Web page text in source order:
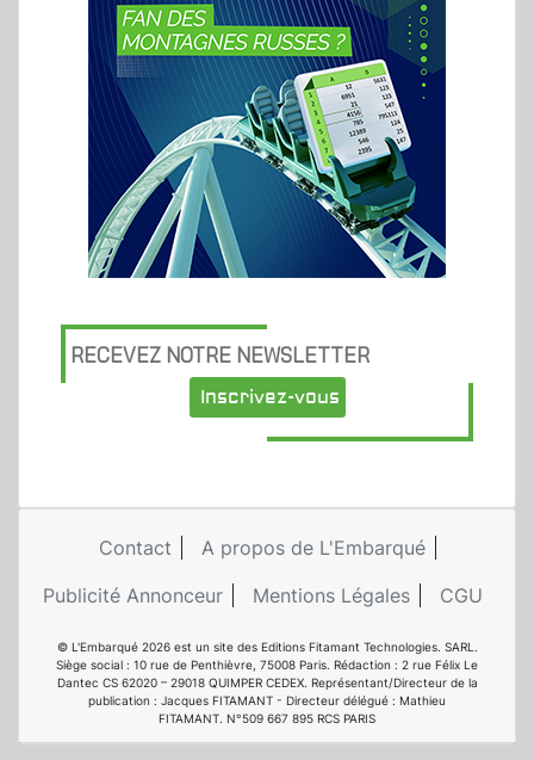
RECEVEZ NOTRE NEWSLETTER
Inscrivez-vous
Contact
A propos de L'Embarqué
Publicité Annonceur
Mentions Légales CGU
© L'Embarqué 2026 est un site des Editions Fitamant Technologies. SARL.
Siège social : 10 rue de Penthièvre, 75008 Paris. Rédaction : 2 rue Félix Le
Dantec CS 62020 – 29018 QUIMPER CEDEX. Représentant/Directeur de la
publication : Jacques FITAMANT - Directeur délégué : Mathieu
FITAMANT. N°509 667 895 RCS PARIS